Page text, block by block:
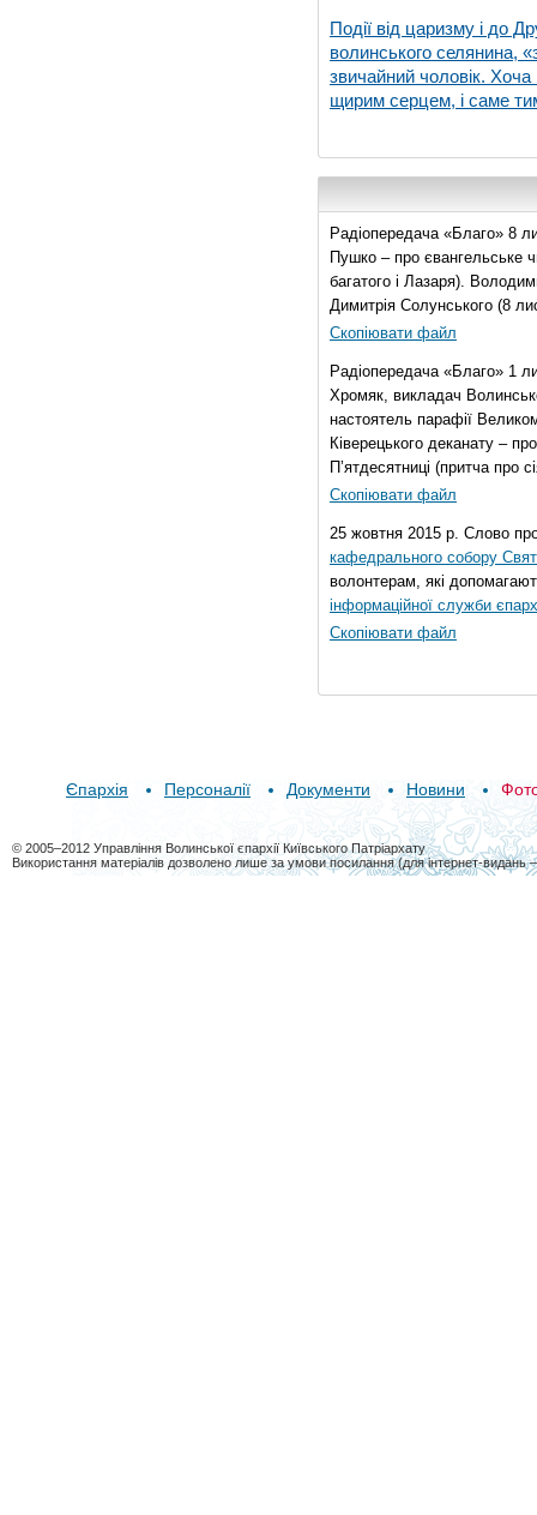
Події від царизму і до
волинського селянина,
звичайний чоловік. Хоча
щирим серцем, і саме
Радіопередача «Благо» 8
Пушко – про євангельське
багатого і Лазаря).
Димитрія Солунського (8
Скопіювати файл
Радіопередача «Благо» 1
Хромяк, викладач
настоятель парафії
Ківерецького деканату –
П’ятдесятниці (притча про
Скопіювати файл
25 жовтня 2015 р. Слово
кафедрального собору
волонтерам, які
інформаційної служби
Скопіювати файл
Єпархія Персоналії Документи Новини
© 2005–2012 Управління Волинської єпархії Київського Патріархату
Використання матеріалів дозволено лише за умови посилання (для інтернет-видань